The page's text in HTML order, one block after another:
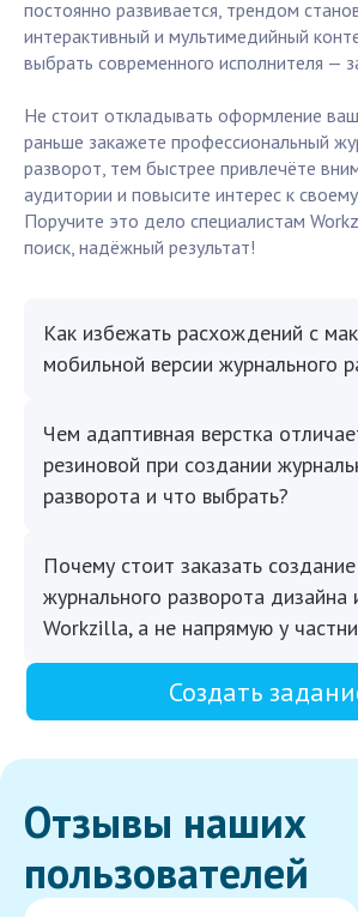
постоянно развивается, трендом
интерактивный и мультимедийный
выбрать современного исполнителя —
Не стоит откладывать оформление
раньше закажете профессиональный
разворот, тем быстрее привлечёте
аудитории и повысите интерес к
Поручите это дело специалистам
поиск, надёжный результат!
Как избежать расхождений с
мобильной версии журнального
Чем адаптивная верстка
резиновой при создании
разворота и что выбрать?
Почему стоит заказать создание
журнального разворота дизайна
Workzilla, а не напрямую у
Создать
Отзывы наших
пользователей